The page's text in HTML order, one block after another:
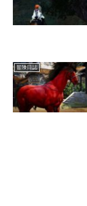
冒険日誌